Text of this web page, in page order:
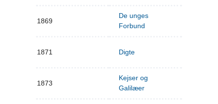
1869
De unges
Forbund
1871 Digte
1873
Kejser og
Galilæer